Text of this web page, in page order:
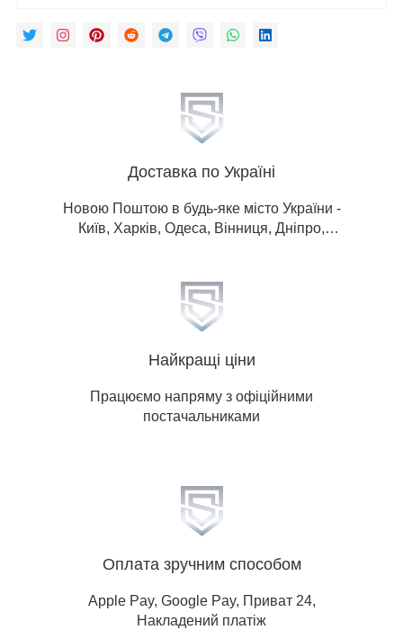
Доставка по Україні
Новою Поштою в будь-яке місто України -
Київ, Харків, Одеса, Вінниця, Дніпро,
обл, Львів, Миколаїв, Полтава, Рівне,
Суми, Тернопіль, Ужгород, Херсон,
Хмельницький, Черкаси, Чернігів,
Найкращі ціни
Працюємо напряму з офіційними
постачальниками
Оплата зручним способом
Apple Pay, Google Pay, Приват 24,
Накладений платіж